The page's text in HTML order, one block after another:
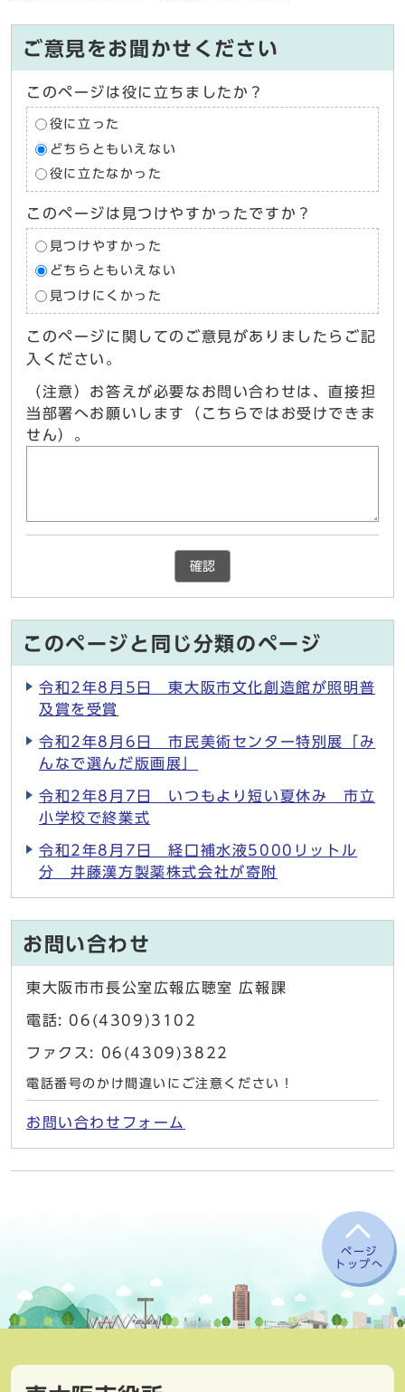
ご意見をお聞かせください
このページは役に立ちましたか？
役に立った
どちらともいえない
役に立たなかった
このページは見つけやすかったですか？
見つけやすかった
どちらともいえない
見つけにくかった
このページに関してのご意見がありましたらご記
入ください。
（注意）お答えが必要なお問い合わせは、直接担
当部署へお願いします（こちらではお受けできま
せん）。
確認
このページと同じ分類のページ
令和2年8月5日 東大阪市文化創造館が照明普
及賞を受賞
令和2年8月6日 市民美術センター特別展「み
んなで選んだ版画展」
令和2年8月7日 いつもより短い夏休み 市立
小学校で終業式
令和2年8月7日 経口補水液5000リットル
分 井藤漢方製薬株式会社が寄附
お問い合わせ
東大阪市市長公室広報広聴室 広報課
電話: 06(4309)3102
ファクス: 06(4309)3822
電話番号のかけ間違いにご注意ください！
お問い合わせフォーム
ページ
トップへ